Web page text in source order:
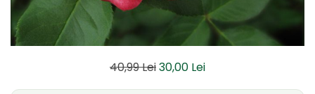
Kiwi
Migdal
40,99 Lei30,00 Lei